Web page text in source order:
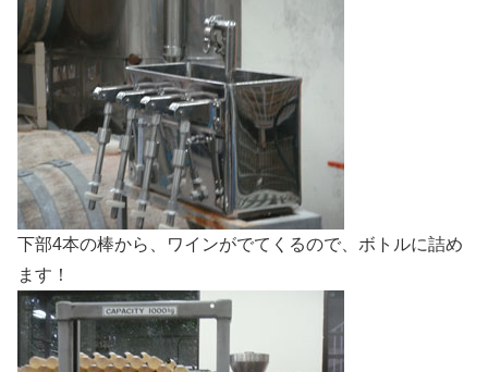
下部4本の棒から、ワインがでてくるので、ボトルに詰め
ます！